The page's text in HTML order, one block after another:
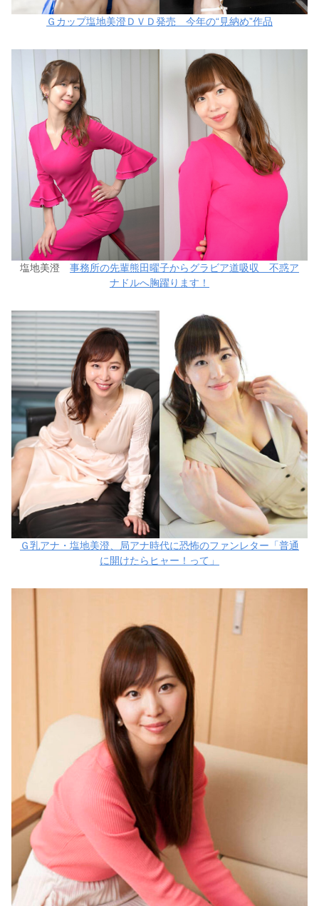
Ｇカップ塩地美澄ＤＶＤ発売 今年の“見納め”作品
塩地美澄 事務所の先輩熊田曜子からグラビア道吸収 不惑ア
ナドルへ胸躍ります！
Ｇ乳アナ・塩地美澄、局アナ時代に恐怖のファンレター「普通
に開けたらヒャー！って」